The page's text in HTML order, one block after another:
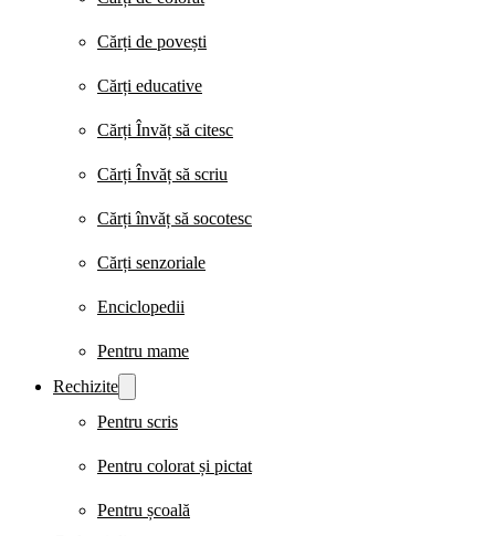
Cărți de povești
Cărți educative
Cărți Învăț să citesc
Cărți Învăț să scriu
Cărți învăț să socotesc
Cărți senzoriale
Enciclopedii
Pentru mame
Rechizite
Pentru scris
Pentru colorat și pictat
Pentru școală